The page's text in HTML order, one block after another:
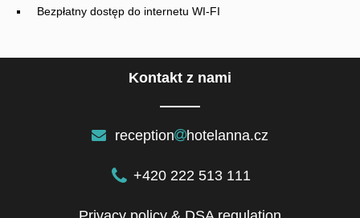
Bezpłatny dostęp do internetu WI-FI
Kontakt z nami
reception hotelanna.cz
+420 222 513 111